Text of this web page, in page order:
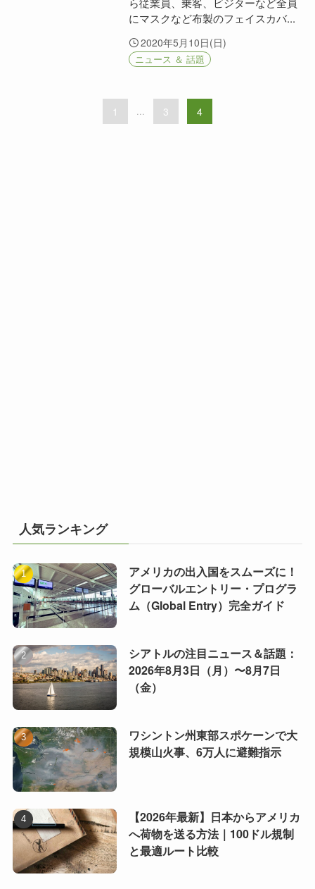
にマスクなど布製のフェイスカバ...
2020年5月10日(日)
ニュース ＆ 話題
1 ... 3 4
人気ランキング
アメリカの出入国をスムーズに！
グローバルエントリー・プログラ
ム（Global Entry）完全ガイド
シアトルの注目ニュース＆話題：
2026年8月3日（月）〜8月7日
（金）
ワシントン州東部スポケーンで大
規模山火事、6万人に避難指示
【2026年最新】日本からアメリカ
へ荷物を送る方法｜100ドル規制
と最適ルート比較